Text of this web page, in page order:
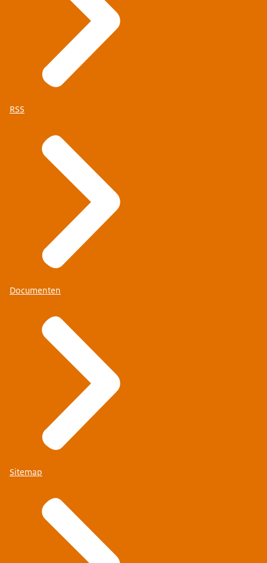
RSS
Documenten
Sitemap